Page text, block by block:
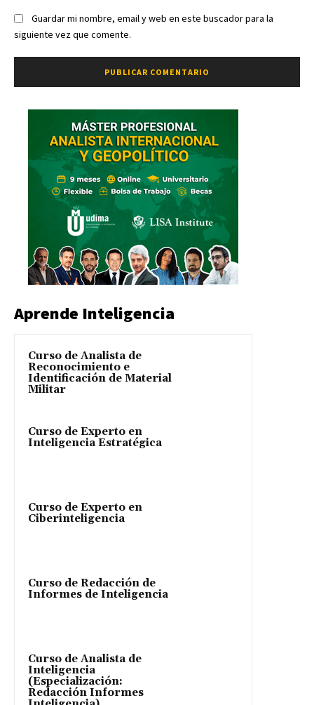
Guardar mi nombre, email y web en este buscador para la
siguiente vez que comente.
Aprende Inteligencia
Curso de Analista de
Reconocimiento e
Identificación de Material
Militar
Curso de Experto en
Inteligencia Estratégica
Curso de Experto en
Ciberinteligencia
Curso de Redacción de
Informes de Inteligencia
Curso de Analista de
Inteligencia
(Especialización:
Redacción Informes